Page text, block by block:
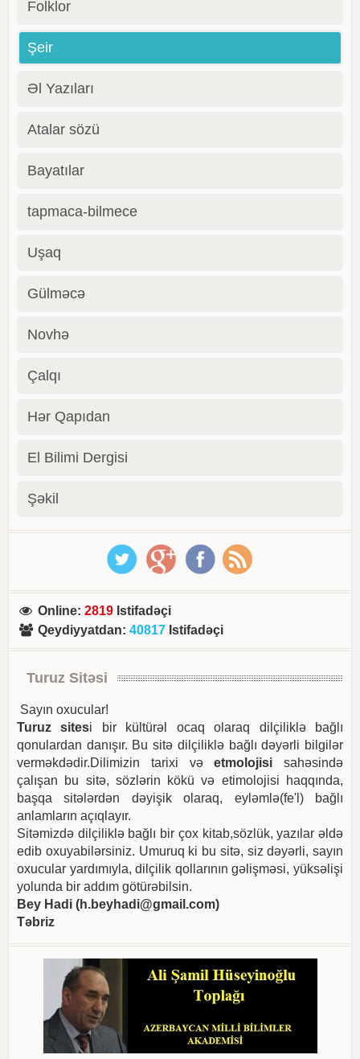
Folklor
Şeir
Əl Yazıları
Atalar sözü
Bayatılar
tapmaca-bilmece
Uşaq
Gülməcə
Novhə
Çalqı
Hər Qapıdan
El Bilimi Dergisi
Şəkil
Online:2819 Istifadəçi
Qeydiyyatdan:40817 Istifadəçi
Turuz Sitəsi
Sayın oxucular!
Turuz sitesi bir kültürəl ocaq olaraq dilçiliklə bağlı
qonulardan danışır. Bu sitə dilçiliklə bağlı dəyərli bilgilər
verməkdədir.Dilimizin tarixi vəetmolojisi sahəsində
çalışan bu sitə, sözlərin kökü və etimolojisi haqqında,
başqa sitələrdən dəyişik olaraq, eyləmlə(fe'l) bağlı
anlamların açıqlayır.
Sitəmizdə dilçiliklə bağlı bir çox kitab,sözlük, yazılar əldə
edib oxuyabilərsiniz. Umuruq ki bu sitə, siz dəyərli, sayın
oxucular yardımıyla, dilçilik qollarının gəlişməsi, yüksəlişi
yolunda bir addım götürəbilsin.
Bey Hadi (h.beyhadi@gmail.com)
Təbriz